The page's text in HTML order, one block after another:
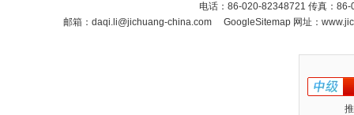
电话：86-020-82348721 传真：
邮箱： daqi.li@jichuang-china.com GoogleSitemap 网址：